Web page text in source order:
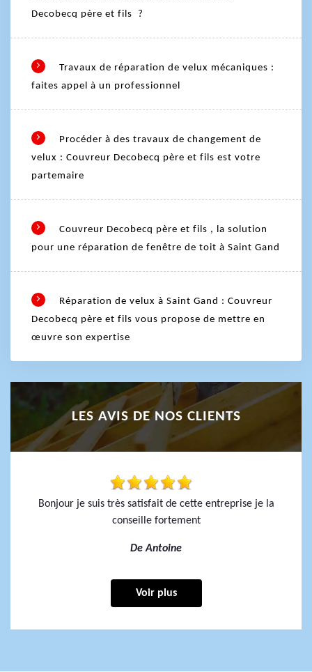
Decobecq père et fils ?
Travaux de réparation de velux mécaniques :
faites appel à un professionnel
Procéder à des travaux de changement de
velux : Couvreur Decobecq père et fils est votre
partemaire
Couvreur Decobecq père et fils , la solution
pour une réparation de fenêtre de toit à Saint Gand
Réparation de velux à Saint Gand : Couvreur
Decobecq père et fils vous propose de mettre en
œuvre son expertise
LES AVIS DE NOS CLIENTS
Bonjour je suis très satisfait de cette entreprise je la
conseille fortement
De Antoine
Voir plus